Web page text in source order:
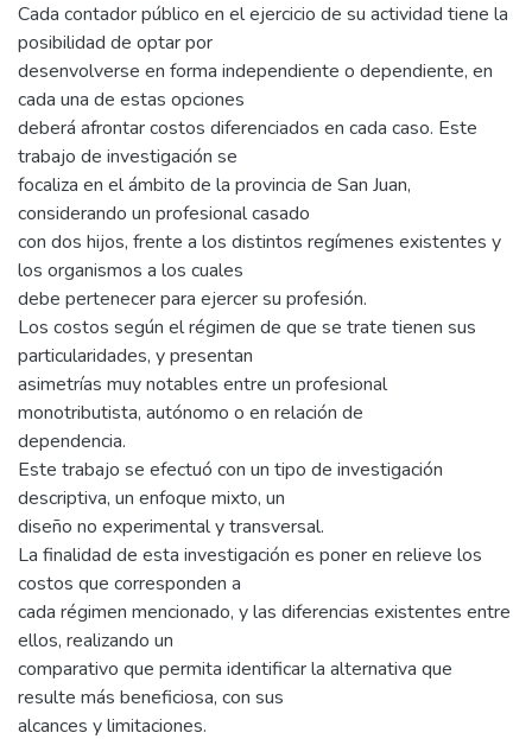
Cada contador público en el ejercicio de su actividad tiene la
posibilidad de optar por
desenvolverse en forma independiente o dependiente, en
cada una de estas opciones
deberá afrontar costos diferenciados en cada caso. Este
trabajo de investigación se
focaliza en el ámbito de la provincia de San Juan,
considerando un profesional casado
con dos hijos, frente a los distintos regímenes existentes y
los organismos a los cuales
debe pertenecer para ejercer su profesión.
Los costos según el régimen de que se trate tienen sus
particularidades, y presentan
asimetrías muy notables entre un profesional
monotributista, autónomo o en relación de
dependencia.
Este trabajo se efectuó con un tipo de investigación
descriptiva, un enfoque mixto, un
diseño no experimental y transversal.
La finalidad de esta investigación es poner en relieve los
costos que corresponden a
cada régimen mencionado, y las diferencias existentes entre
ellos, realizando un
comparativo que permita identificar la alternativa que
resulte más beneficiosa, con sus
alcances y limitaciones.